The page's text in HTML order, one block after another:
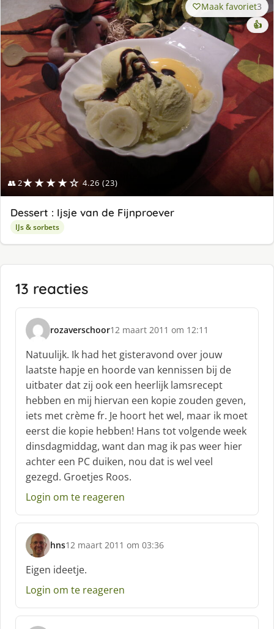
👥 2★★★★☆ 4.26 (23)
Maak favoriet3
👍
Dessert : Ijsje van de Fijnproever
IJs & sorbets
13 reacties
rozaverschoor
s
c
h
r
e
e
f
12 maart 2011 om 12:11
Natuulijk. Ik had het gisteravond over jouw
laatste hapje en hoorde van kennissen bij de
uitbater dat zij ook een heerlijk lamsrecept
hebben en mij hiervan een kopie zouden geven,
iets met crème fr. Je hoort het wel, maar ik moet
eerst die kopie hebben! Hans tot volgende week
dinsdagmiddag, want dan mag ik pas weer hier
achter een PC duiken, nou dat is wel veel
gezegd. Groetjes Roos.
Login om te reageren
hns
s
c
h
r
e
12 maart 2011 om 03:36
Eigen ideetje.
Login om te reageren